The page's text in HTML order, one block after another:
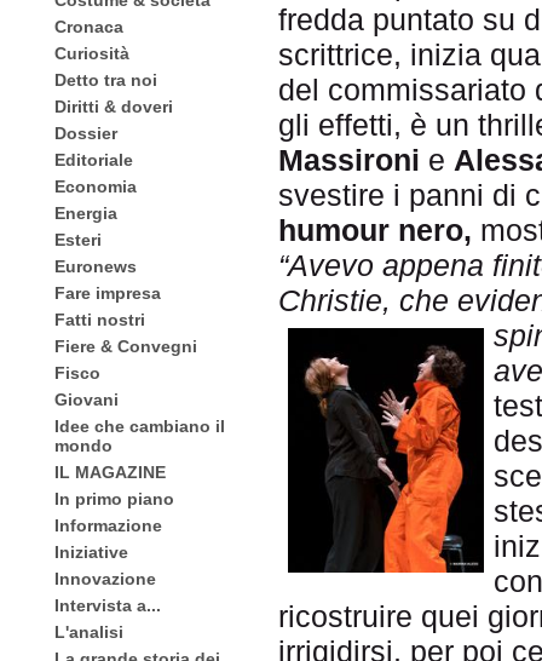
Cronaca
Curiosità
Detto tra noi
Diritti & doveri
Dossier
Editoriale
Economia
Energia
Esteri
Euronews
Fare impresa
Fatti nostri
Fiere & Convegni
Fisco
Giovani
Idee che cambiano il
mondo
IL MAGAZINE
In primo piano
Informazione
Iniziative
Innovazione
Intervista a...
L'analisi
fredda puntato su
scrittrice, inizia
del commissariato
gli effetti, è un
Massironi e
svestire i panni di
humour nero,
“Avevo appena
Christie, che
ricostruire quei
irrigidirsi, per poi